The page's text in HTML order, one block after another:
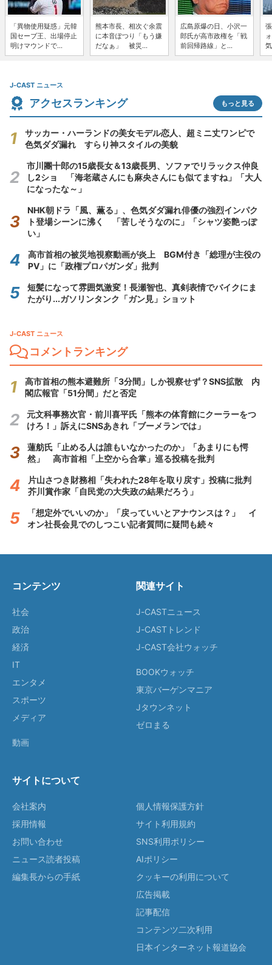
「異物使用疑惑」元韓
国セーブ王、出場停止
明けマウンドで...
熊本市長、相次ぐ余震
に本音ぽつり「もう嫌
だなぁ」 被災...
広島原爆の日、小沢一
郎氏が高市政権を「戦
前回帰路線」と...
J-CAST ニュース
アクセスランキング もっと見る
サッカー・ハーランドの美女モデル恋人、超ミニ丈ワンピで
色気ダダ漏れ すらり神スタイルの美貌
市川團十郎の15歳長女＆13歳長男、ソファでリラックス仲良
し2ショ 「海老蔵さんにも麻央さんにも似てますね」「大人
になったな～」
NHK朝ドラ「風、薫る」、色気ダダ漏れ俳優の強烈インパク
ト登場シーンに沸く 「苦しそうなのに」「シャツ姿艶っぽ
い」
高市首相の被災地視察動画が炎上 BGM付き「総理が主役の
PV」に「政権プロパガンダ」批判
短髪になって雰囲気激変！長瀬智也、真剣表情でバイクにま
たがり...ガソリンタンク「ガン見」ショット
J-CAST ニュース
コメントランキング
高市首相の熊本避難所「3分間」しか視察せず？SNS拡散 内
閣広報官「51分間」だと否定
元文科事務次官・前川喜平氏「熊本の体育館にクーラーをつ
けろ！」訴えにSNSあきれ「ブーメランでは」
蓮舫氏「止める人は誰もいなかったのか」「あまりにも愕
然」 高市首相「上空から合掌」巡る投稿を批判
片山さつき財務相「失われた28年を取り戻す」投稿に批判
芥川賞作家「自民党の大失政の結果だろう」
「想定外でいいのか」「戻っていいとアナウンスは？」 イ
オン社長会見でのしつこい記者質問に疑問も続々
コンテンツ
社会
政治
経済
IT
エンタメ
スポーツ
メディア
動画
関連サイト
J-CASTニュース
J-CASTトレンド
J-CAST会社ウォッチ
BOOKウォッチ
東京バーゲンマニア
Jタウンネット
ゼロまる
サイトについて
会社案内
採用情報
お問い合わせ
ニュース読者投稿
編集長からの手紙
個人情報保護方針
サイト利用規約
SNS利用ポリシー
AIポリシー
クッキーの利用について
広告掲載
記事配信
コンテンツ二次利用
日本インターネット報道協会